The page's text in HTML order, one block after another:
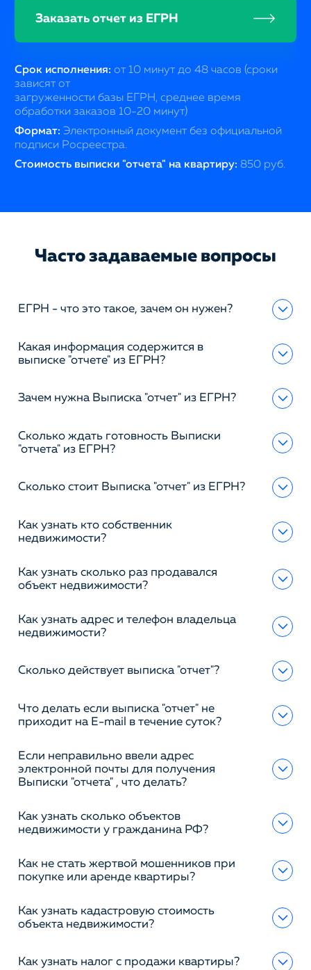
Заказать отчет из ЕГРН
Срок исполнения: от 10 минут до 48 часов (сроки
зависят от
загруженности базы ЕГРН, среднее время
обработки заказов 10-20 минут)
Формат: Электронный документ без официальной
подписи Росреестра.
Стоимость выписки "отчета" на квартиру: 850 руб.
Часто задаваемые вопросы
ЕГРН - что это такое, зачем он нужен?
Какая информация содержится в
выписке "отчете" из ЕГРН?
Зачем нужна Выписка "отчет" из ЕГРН?
Сколько ждать готовность Выписки
"отчета" из ЕГРН?
Сколько стоит Выписка "отчет" из ЕГРН?
Как узнать кто собственник
недвижимости?
Как узнать сколько раз продавался
объект недвижимости?
Как узнать адрес и телефон владельца
недвижимости?
Сколько действует выписка "отчет"?
Что делать если выписка "отчет" не
приходит на E-mail в течение суток?
Если неправильно ввели адрес
электронной почты для получения
Выписки "отчета" , что делать?
Как узнать сколько объектов
недвижимости у гражданина РФ?
Как не стать жертвой мошенников при
покупке или аренде квартиры?
Как узнать кадастровую стоимость
объекта недвижимости?
Как узнать налог с продажи квартиры?